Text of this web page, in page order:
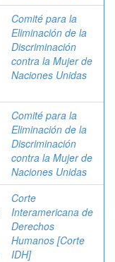
Comité para la
Eliminación de la
Discriminación
contra la Mujer de
Naciones Unidas
Comité para la
Eliminación de la
Discriminación
contra la Mujer de
Naciones Unidas
Corte
Interamericana de
Derechos
Humanos [Corte
IDH]